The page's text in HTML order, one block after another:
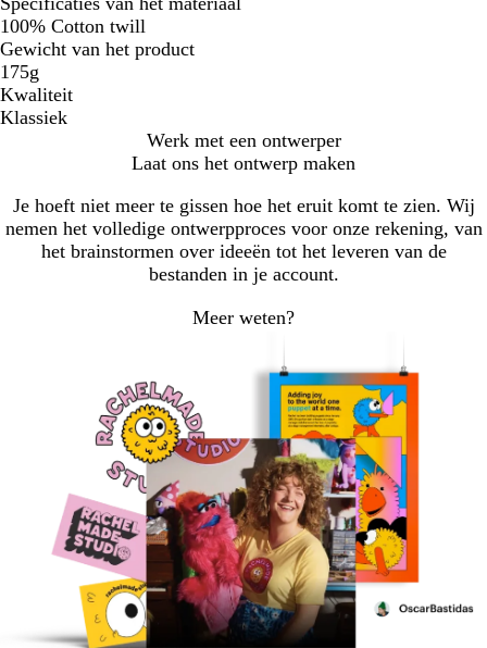
100% Cotton twill
Gewicht van het product
175g
Kwaliteit
Klassiek
Werk met een ontwerper
Laat ons het ontwerp maken
Je hoeft niet meer te gissen hoe het eruit komt te zien. Wij
nemen het volledige ontwerpproces voor onze rekening, van
het brainstormen over ideeën tot het leveren van de
bestanden in je account.
Meer weten?